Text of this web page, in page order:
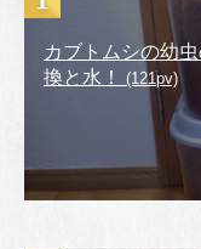
カブトムシの幼
換と水！
(121pv)